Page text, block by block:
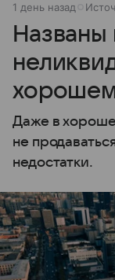
1 день назад
Названы
Даже в
не
недостатки.